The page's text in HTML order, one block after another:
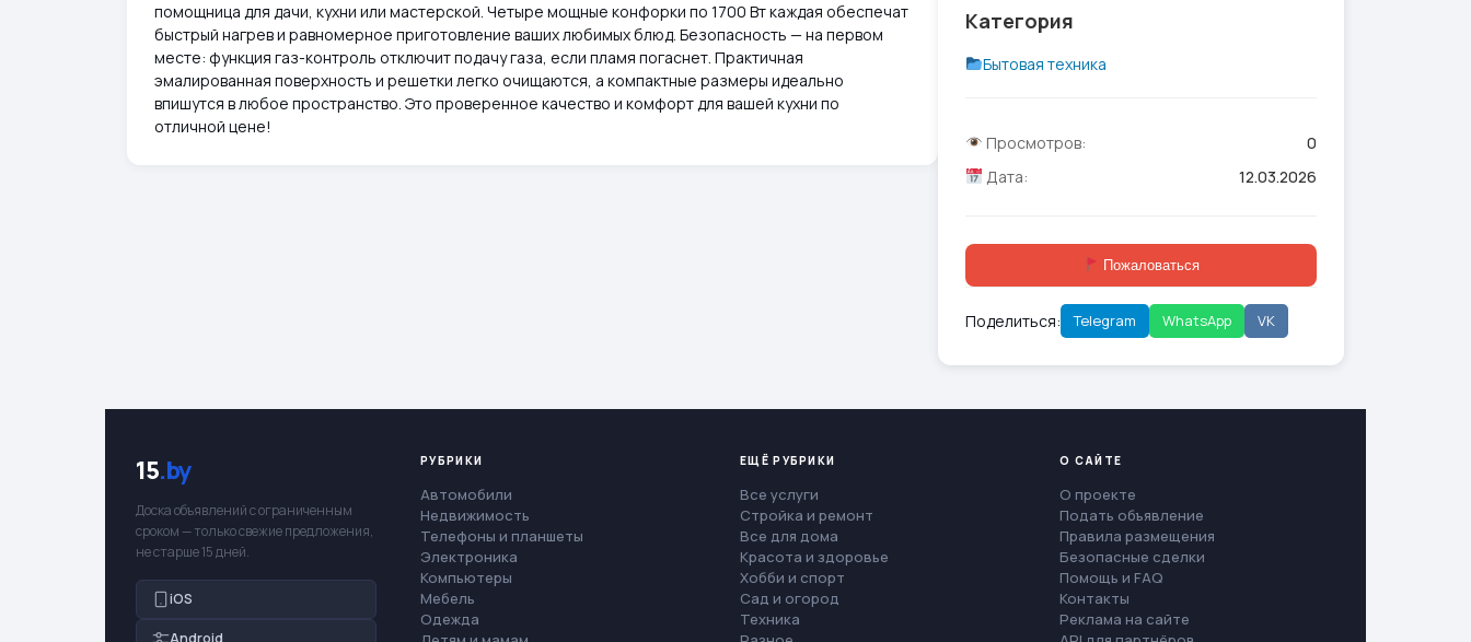
помощница для дачи, кухни или мастерской. Четыре мощные конфорки по 1700 Вт каждая обеспечат
быстрый нагрев и равномерное приготовление ваших любимых блюд. Безопасность — на первом
месте: функция газ-контроль отключит подачу газа, если пламя погаснет. Практичная
эмалированная поверхность и решетки легко очищаются, а компактные размеры идеально
впишутся в любое пространство. Это проверенное качество и комфорт для вашей кухни по
отличной цене!
Категория
Бытовая техника
Просмотров:
0
Дата:
12.03.2026
Пожаловаться
Поделиться: Telegram WhatsApp VK
15.by
Доска объявлений с ограниченным
сроком — только свежие предложения,
не старше 15 дней.
iOS
Android
РУБРИКИ
Автомобили
Недвижимость
Телефоны и планшеты
Электроника
Компьютеры
Мебель
Одежда
ЕЩЁ РУБРИКИ
Все услуги
Стройка и ремонт
Все для дома
Красота и здоровье
Хобби и спорт
Сад и огород
Техника
О САЙТЕ
О проекте
Подать объявление
Правила размещения
Безопасные сделки
Помощь и FAQ
Контакты
Реклама на сайте